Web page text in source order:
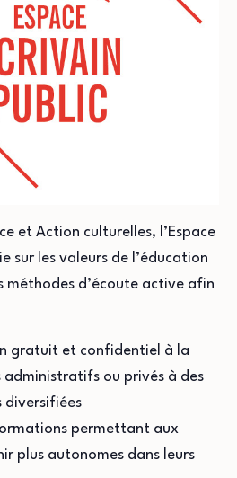
et Action culturelles, l’Espace
sur les valeurs de l’éducation
méthodes d’écoute active afin
gratuit et confidentiel à la
ou privés à des
diversifiées
permettant aux
plus autonomes dans leurs